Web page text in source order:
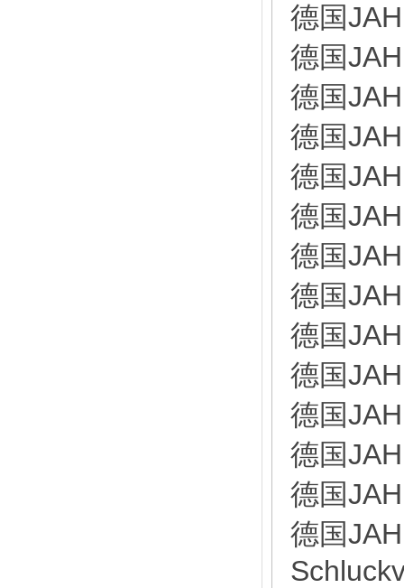
德国
德国
德国
德国
德国
德国
德国
德国
德国
德国
德国
德国
德国
德国